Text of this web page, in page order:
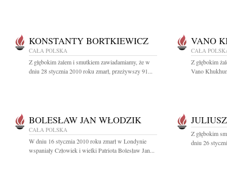
KONSTANTY BORTKIEWICZ
CAŁA POLSKA
Z głębokim żalem i smutkiem zawiadamiamy, że w
dniu 28 stycznia 2010 roku zmarł, przeżywszy 91...
VANO
CAŁA
Z głębokim
Vano
BOLESŁAW JAN WŁODZIK
CAŁA POLSKA
W dniu 16 stycznia 2010 roku zmarł w Londynie
wspaniały Człowiek i wielki Patriota Bolesław Jan...
Z głębokim
dniu 26